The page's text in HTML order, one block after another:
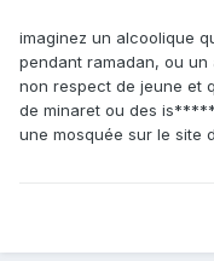
imaginez un alcoolique
pendant ramadan, ou
non respect de jeune et
de minaret ou des
une mosquée sur le site